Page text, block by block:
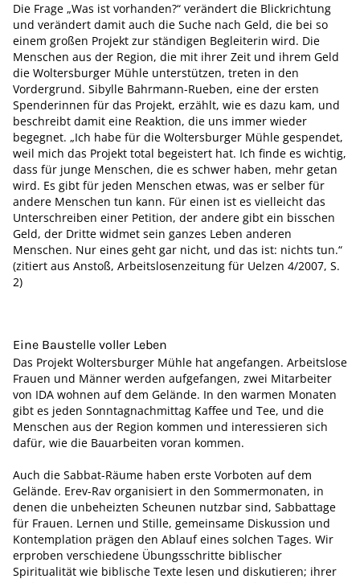
Die Frage „Was ist vorhanden?“ verändert die Blickrichtung
und verändert damit auch die Suche nach Geld, die bei so
einem großen Projekt zur ständigen Begleiterin wird. Die
Menschen aus der Region, die mit ihrer Zeit und ihrem Geld
die Woltersburger Mühle unterstützen, treten in den
Vordergrund. Sibylle Bahrmann-Rueben, eine der ersten
Spenderinnen für das Projekt, erzählt, wie es dazu kam, und
beschreibt damit eine Reaktion, die uns immer wieder
begegnet. „Ich habe für die Woltersburger Mühle gespendet,
weil mich das Projekt total begeistert hat. Ich finde es wichtig,
dass für junge Menschen, die es schwer haben, mehr getan
wird. Es gibt für jeden Menschen etwas, was er selber für
andere Menschen tun kann. Für einen ist es vielleicht das
Unterschreiben einer Petition, der andere gibt ein bisschen
Geld, der Dritte widmet sein ganzes Leben anderen
Menschen. Nur eines geht gar nicht, und das ist: nichts tun.“
(zitiert aus Anstoß, Arbeitslosenzeitung für Uelzen 4/2007, S.
2)
Eine Baustelle voller Leben
Das Projekt Woltersburger Mühle hat angefangen. Arbeitslose
Frauen und Männer werden aufgefangen, zwei Mitarbeiter
von IDA wohnen auf dem Gelände. In den warmen Monaten
gibt es jeden Sonntagnachmittag Kaffee und Tee, und die
Menschen aus der Region kommen und interessieren sich
dafür, wie die Bauarbeiten voran kommen.
Auch die Sabbat-Räume haben erste Vorboten auf dem
Gelände. Erev-Rav organisiert in den Sommermonaten, in
denen die unbeheizten Scheunen nutzbar sind, Sabbattage
für Frauen. Lernen und Stille, gemeinsame Diskussion und
Kontemplation prägen den Ablauf eines solchen Tages. Wir
erproben verschiedene Übungsschritte biblischer
Spiritualität wie biblische Texte lesen und diskutieren; ihrer